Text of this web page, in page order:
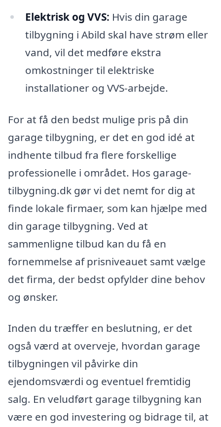
Elektrisk og VVS: Hvis din garage
tilbygning i Abild skal have strøm eller
vand, vil det medføre ekstra
omkostninger til elektriske
installationer og VVS-arbejde.
For at få den bedst mulige pris på din
garage tilbygning, er det en god idé at
indhente tilbud fra flere forskellige
professionelle i området. Hos garage-
tilbygning.dk gør vi det nemt for dig at
finde lokale firmaer, som kan hjælpe med
din garage tilbygning. Ved at
sammenligne tilbud kan du få en
fornemmelse af prisniveauet samt vælge
det firma, der bedst opfylder dine behov
og ønsker.
Inden du træffer en beslutning, er det
også værd at overveje, hvordan garage
tilbygningen vil påvirke din
ejendomsværdi og eventuel fremtidig
salg. En veludført garage tilbygning kan
være en god investering og bidrage til, at